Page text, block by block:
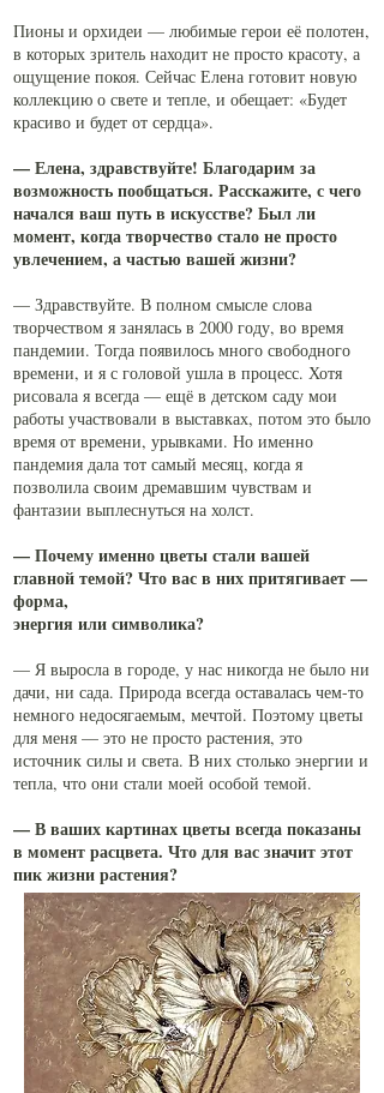
Пионы и орхидеи — любимые герои её полотен,
в которых зритель находит не просто красоту, а
ощущение покоя. Сейчас Елена готовит новую
коллекцию о свете и тепле, и обещает: «Будет
красиво и будет от сердца».
— Елена, здравствуйте! Благодарим за
возможность пообщаться. Расскажите, с чего
начался ваш путь в искусстве? Был ли
момент, когда творчество стало не просто
увлечением, а частью вашей жизни?
— Здравствуйте. В полном смысле слова
творчеством я занялась в 2000 году, во время
пандемии. Тогда появилось много свободного
времени, и я с головой ушла в процесс. Хотя
рисовала я всегда — ещё в детском саду мои
работы участвовали в выставках, потом это было
время от времени, урывками. Но именно
пандемия дала тот самый месяц, когда я
позволила своим дремавшим чувствам и
фантазии выплеснуться на холст.
— Почему именно цветы стали вашей
главной темой? Что вас в них притягивает —
форма,
энергия или символика?
— Я выросла в городе, у нас никогда не было ни
дачи, ни сада. Природа всегда оставалась чем-то
немного недосягаемым, мечтой. Поэтому цветы
для меня — это не просто растения, это
источник силы и света. В них столько энергии и
тепла, что они стали моей особой темой.
— В ваших картинах цветы всегда показаны
в момент расцвета. Что для вас значит этот
пик жизни растения?